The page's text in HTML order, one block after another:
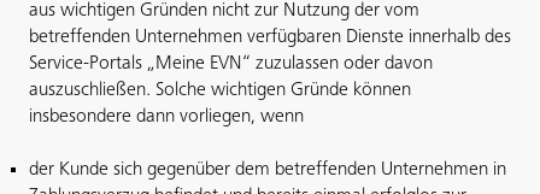
aus wichtigen Gründen nicht zur Nutzung der vom
betreffenden Unternehmen verfügbaren Dienste innerhalb des
Service-Portals „Meine EVN“ zuzulassen oder davon
auszuschließen. Solche wichtigen Gründe können
insbesondere dann vorliegen, wenn
der Kunde sich gegenüber dem betreffenden Unternehmen in